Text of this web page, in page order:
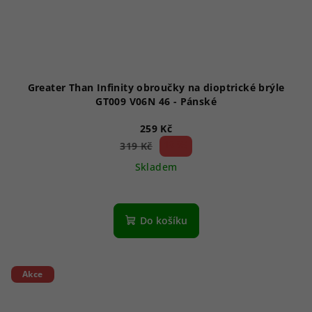
Greater Than Infinity obroučky na dioptrické brýle
GT009 V06N 46 - Pánské
259 Kč
319 Kč
Skladem
Do košíku
Akce